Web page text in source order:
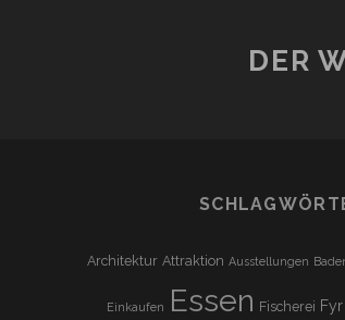
DER
Architektur Attraktion Ausstellungen
Einkaufen Essen Fischerei Fyr